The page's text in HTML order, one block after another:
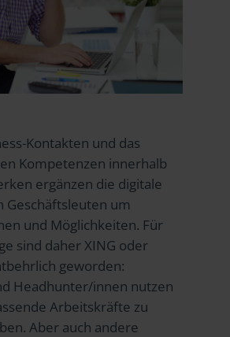
Kontakten und das
Kompetenzen innerhalb
ergänzen die digitale
Geschäftsleuten um
und Möglichkeiten. Für
sind daher XING oder
geworden:
Headhunter/innen nutzen
Arbeitskräfte zu
Aber auch andere